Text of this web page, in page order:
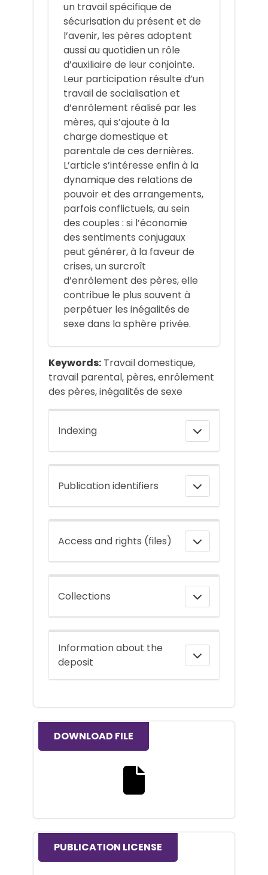
un travail spécifique de
sécurisation du présent et de
l’avenir, les pères adoptent
aussi au quotidien un rôle
d’auxiliaire de leur conjointe.
Leur participation résulte d’un
travail de socialisation et
d’enrôlement réalisé par les
mères, qui s’ajoute à la
charge domestique et
parentale de ces dernières.
L’article s’intéresse enfin à la
dynamique des relations de
pouvoir et des arrangements,
parfois conflictuels, au sein
des couples : si l’économie
des sentiments conjugaux
peut générer, à la faveur de
crises, un surcroît
d’enrôlement des pères, elle
contribue le plus souvent à
perpétuer les inégalités de
sexe dans la sphère privée.
Keywords: Travail domestique,
travail parental, pères, enrôlement
des pères, inégalités de sexe
Indexing
Publication identifiers
Access and rights (files)
Collections
Information about the
deposit
DOWNLOAD FILE
PUBLICATION LICENSE